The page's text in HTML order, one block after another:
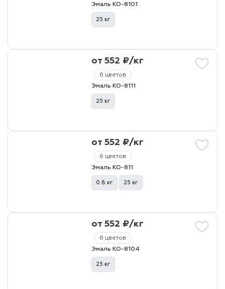
Эмаль КО-8101
25 кг
6 цветов
от 552 ₽/кг
Эмаль КО-8111
25 кг
6 цветов
от 552 ₽/кг
Эмаль КО-811
0.8 кг 25 кг
6 цветов
от 552 ₽/кг
Эмаль КО-8104
25 кг